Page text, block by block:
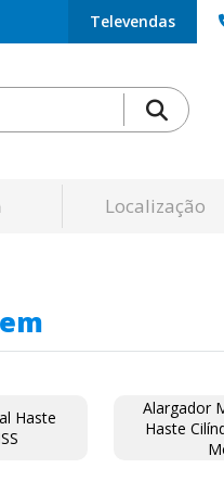
Televendas
Localização
Haste
Alargador
Haste